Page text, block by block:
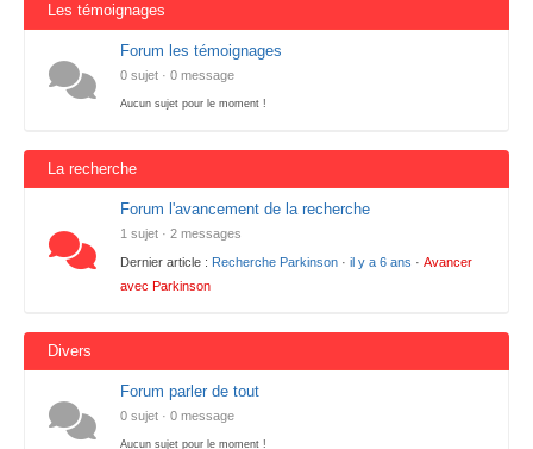
Les témoignages
Forum les témoignages
0 sujet · 0 message
Aucun sujet pour le moment !
La recherche
Forum l'avancement de la recherche
1 sujet · 2 messages
Dernier article : Recherche Parkinson · il y a 6 ans · Avancer
avec Parkinson
Divers
Forum parler de tout
0 sujet · 0 message
Aucun sujet pour le moment !